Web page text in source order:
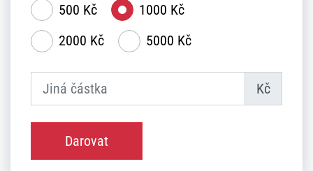
500 Kč
1000 Kč
2000 Kč
5000 Kč
Kč
Darovat